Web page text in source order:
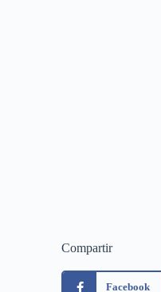
Compartir
Facebook